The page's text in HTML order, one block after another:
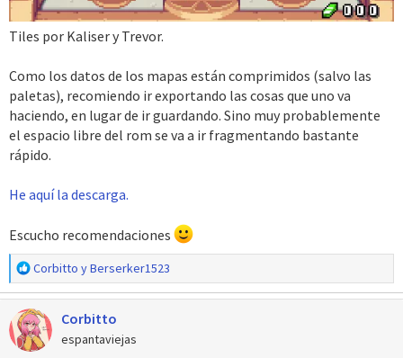
Tiles por Kaliser y Trevor.
Como los datos de los mapas están comprimidos (salvo las
paletas), recomiendo ir exportando las cosas que uno va
haciendo, en lugar de ir guardando. Sino muy probablemente
el espacio libre del rom se va a ir fragmentando bastante
rápido.
He aquí la descarga.
Escucho recomendaciones
R
e
a
c
c
i
Corbitto yBerserker1523
Corbitto
espantaviejas